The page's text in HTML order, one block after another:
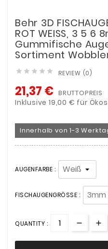
Behr 3D
ROT WEISS, 3 5 6
Gummifische
Sortiment
     REVIEW (0)
21,37 € BRUTTOPREIS
Inklusive 19,00 € für
Innerhalb von 1-3
AUGENFARBE :
FISCHAUGENGRÖSSE :
QUANTITY :